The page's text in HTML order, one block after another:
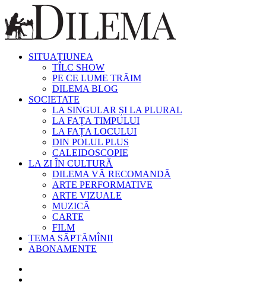
SITUAȚIUNEA
TÎLC SHOW
PE CE LUME TRĂIM
DILEMA BLOG
SOCIETATE
LA SINGULAR ȘI LA PLURAL
LA FAȚA TIMPULUI
LA FAȚA LOCULUI
DIN POLUL PLUS
CALEIDOSCOPIE
LA ZI ÎN CULTURĂ
DILEMA VĂ RECOMANDĂ
ARTE PERFORMATIVE
ARTE VIZUALE
MUZICĂ
CARTE
FILM
TEMA SĂPTĂMÎNII
ABONAMENTE